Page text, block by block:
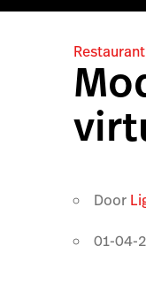
Restaurant
Door
01-04-